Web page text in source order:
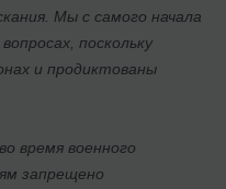
Мы с самого начала
поскольку
и продиктованы
время военного
запрещено